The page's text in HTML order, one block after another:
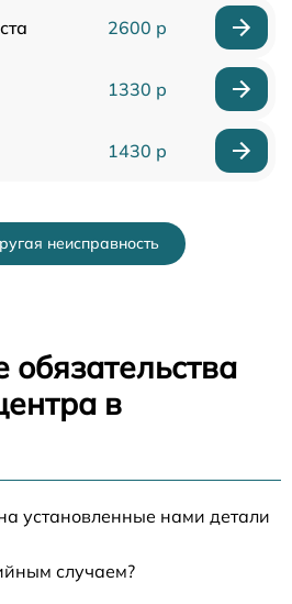
2600 р
1330 р
1430 р
неисправность
обязательства
в
установленные нами детали
случаем?